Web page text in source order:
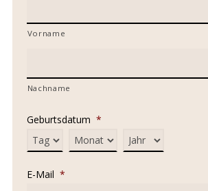
Vorname
Nachname
Geburtsdatum *
Tag Monat Jahr
E-Mail *